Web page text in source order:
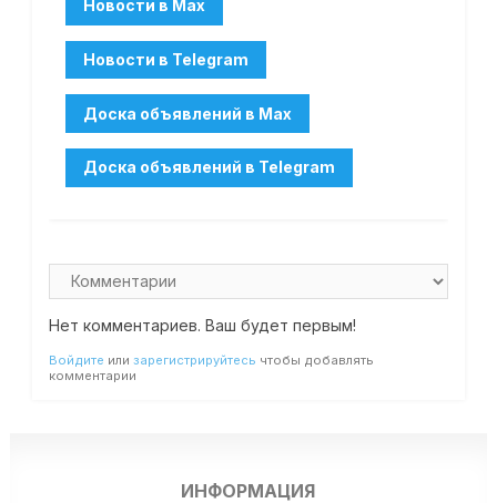
Нет комментариев. Ваш будет первым!
Войдите или зарегистрируйтесь чтобы добавлять
комментарии
ИНФОРМАЦИЯ